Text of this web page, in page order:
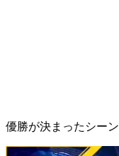
優勝が決まったシーン